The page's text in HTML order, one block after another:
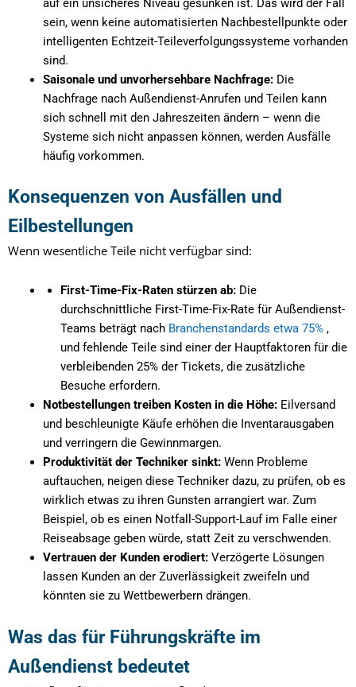
sein, wenn keine automatisierten Nachbestellpunkte oder
intelligenten Echtzeit-Teileverfolgungssysteme vorhanden
sind.
Saisonale und unvorhersehbare Nachfrage:Die
Nachfrage nach Außendienst-Anrufen und Teilen kann
sich schnell mit den Jahreszeiten ändern – wenn die
Systeme sich nicht anpassen können, werden Ausfälle
häufig vorkommen.
Konsequenzen von Ausfällen und
Eilbestellungen
Wenn wesentliche Teile nicht verfügbar sind:
First-Time-Fix-Raten stürzen ab:Die
durchschnittliche First-Time-Fix-Rate für Außendienst-
Teams beträgt nach Branchenstandards etwa 75%,
und fehlende Teile sind einer der Hauptfaktoren für die
verbleibenden 25% der Tickets, die zusätzliche
Besuche erfordern.
Notbestellungen treiben Kosten in die Höhe:Eilversand
und beschleunigte Käufe erhöhen die Inventarausgaben
und verringern die Gewinnmargen.
Produktivität der Techniker sinkt:Wenn Probleme
auftauchen, neigen diese Techniker dazu, zu prüfen, ob es
wirklich etwas zu ihren Gunsten arrangiert war. Zum
Beispiel, ob es einen Notfall-Support-Lauf im Falle einer
Reiseabsage geben würde, statt Zeit zu verschwenden.
Vertrauen der Kunden erodiert:Verzögerte Lösungen
lassen Kunden an der Zuverlässigkeit zweifeln und
könnten sie zu Wettbewerbern drängen.
Was das für Führungskräfte im
Außendienst bedeutet